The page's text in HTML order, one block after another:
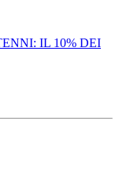
IL 10% DEI